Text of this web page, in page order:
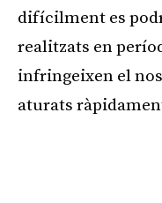
difícilment es
realitzats en
infringeixen el
aturats